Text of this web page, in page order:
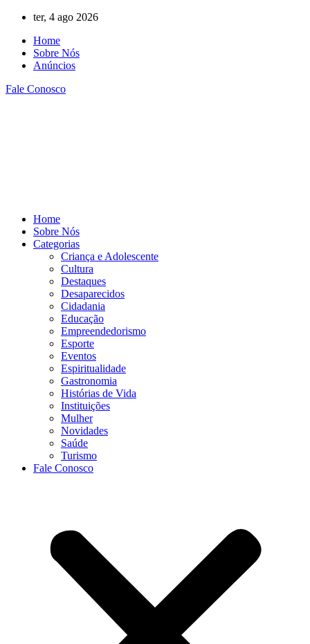
conteúdo
ter, 4 ago 2026
Home
Sobre Nós
Anúncios
Fale Conosco
Home
Sobre Nós
Categorias
Criança e Adolescente
Cultura
Destaques
Desaparecidos
Cidadania
Educação
Empreendedorismo
Esporte
Eventos
Espiritualidade
Gastronomia
Histórias de Vida
Instituições
Mulher
Novidades
Saúde
Turismo
Fale Conosco